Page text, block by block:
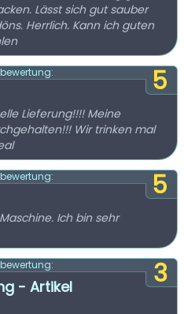
Lässt sich gut sauber
Herrlich. Kann ich guten
5
Lieferung!!!! Meine
Wir trinken mal
5
Ich bin sehr
3
- Artikel